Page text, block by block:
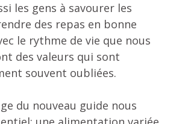
les gens à savourer les
des repas en bonne
le rythme de vie que nous
des valeurs qui sont
souvent oubliées.
du nouveau guide nous